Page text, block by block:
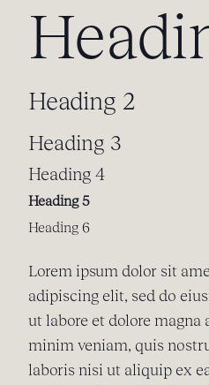
Heading 2
Heading 3
Heading 4
Heading 5
Heading 6
Lorem ipsum dolor sit
adipiscing elit, sed do
ut labore et dolore magna
minim veniam, quis
laboris nisi ut aliquip ex